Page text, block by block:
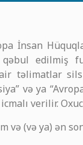
İnsan
qəbul edilmiş
təlimatlar
və ya
verilir.
və (və ya) ən